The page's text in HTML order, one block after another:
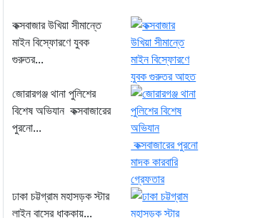
কক্সবাজার উখিয়া সীমান্তে
মাইন বিস্ফোরণে যুবক
গুরুতর...
জোরারগঞ্জ থানা পুলিশের
বিশেষ অভিযান কক্সবাজারের
পুরনো...
ঢাকা চট্টগ্রাম মহাসড়ক স্টার
লাইন বাসের ধাক্কায়...